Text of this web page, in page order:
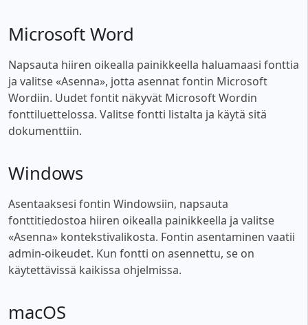
Microsoft Word
Napsauta hiiren oikealla painikkeella haluamaasi fonttia
ja valitse «Asenna», jotta asennat fontin Microsoft
Wordiin. Uudet fontit näkyvät Microsoft Wordin
fonttiluettelossa. Valitse fontti listalta ja käytä sitä
dokumenttiin.
Windows
Asentaaksesi fontin Windowsiin, napsauta
fonttitiedostoa hiiren oikealla painikkeella ja valitse
«Asenna» kontekstivalikosta. Fontin asentaminen vaatii
admin-oikeudet. Kun fontti on asennettu, se on
käytettävissä kaikissa ohjelmissa.
macOS